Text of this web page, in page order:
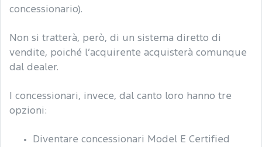
concessionario).
Non si tratterà, però, di un sistema diretto di
vendite, poiché l’acquirente acquisterà comunque
dal dealer.
I concessionari, invece, dal canto loro hanno tre
opzioni:
Diventare concessionari Model E Certified